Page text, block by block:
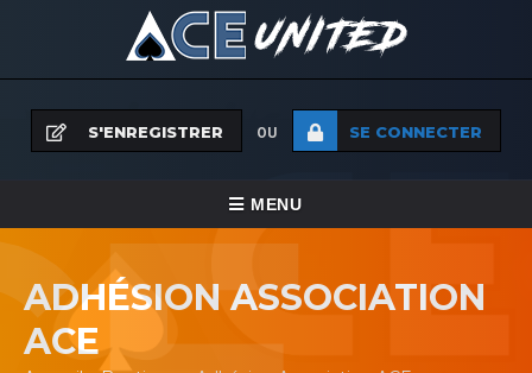
S'ENREGISTRER OU SE CONNECTER
BASCULER
VERS
LA
MENU
ADHÉSION ASSOCIATION
ACE